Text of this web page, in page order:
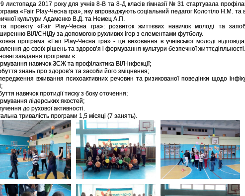
листопада 2017 року для учнів 8-В та 8-Д класів гімназії № 31 стартувала
«Fair Play-Чесна гра», яку впроваджують соціальний педагог Колотіло Н.М. та
культури Адаменко В.Д. та Немец А.П.
проекту «Fair Play-Чесна гра»: розвиток життєвих навичок молоді та
ВІЛ/СНІДу за допомогою рухливих ігор з елементами футболу.
програма «Fair Play-Чесна гра» - це виховання в учнівської молоді
до своїх рішень та здоров’я і формування культури безпечної життєдіяльності.
завдання програми є:
навичок ЗСЖ та профілактика ВІЛ-інфекції;
знань про здоров’я та засоби його зміцнення;
вживання психоактивних речовин та ризикованої поведінки щодо
навичок протидії тиску з боку оточення;
лідерських якостей;
до рухової активності.
тривалість програми 1,5 місяці (7 занять).